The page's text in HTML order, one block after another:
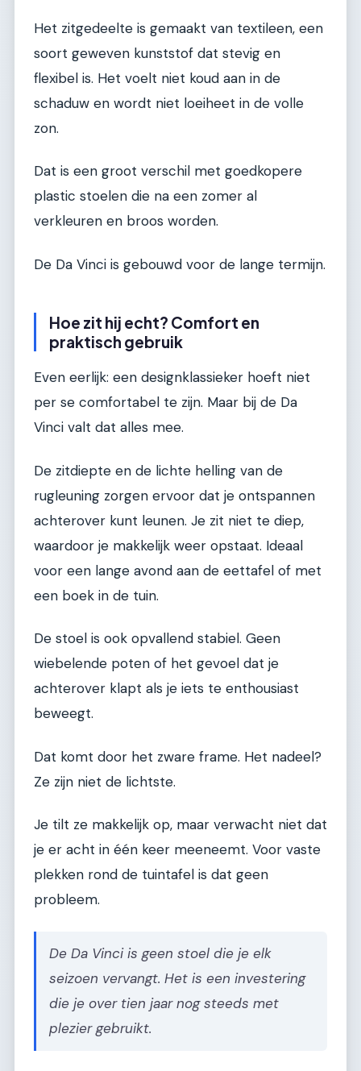
Het zitgedeelte is gemaakt van textileen, een
soort geweven kunststof dat stevig en
flexibel is. Het voelt niet koud aan in de
schaduw en wordt niet loeiheet in de volle
zon.
Dat is een groot verschil met goedkopere
plastic stoelen die na een zomer al
verkleuren en broos worden.
De Da Vinci is gebouwd voor de lange termijn.
Hoe zit hij echt? Comfort en
praktisch gebruik
Even eerlijk: een designklassieker hoeft niet
per se comfortabel te zijn. Maar bij de Da
Vinci valt dat alles mee.
De zitdiepte en de lichte helling van de
rugleuning zorgen ervoor dat je ontspannen
achterover kunt leunen. Je zit niet te diep,
waardoor je makkelijk weer opstaat. Ideaal
voor een lange avond aan de eettafel of met
een boek in de tuin.
De stoel is ook opvallend stabiel. Geen
wiebelende poten of het gevoel dat je
achterover klapt als je iets te enthousiast
beweegt.
Dat komt door het zware frame. Het nadeel?
Ze zijn niet de lichtste.
Je tilt ze makkelijk op, maar verwacht niet dat
je er acht in één keer meeneemt. Voor vaste
plekken rond de tuintafel is dat geen
probleem.
De Da Vinci is geen stoel die je elk
seizoen vervangt. Het is een investering
die je over tien jaar nog steeds met
plezier gebruikt.